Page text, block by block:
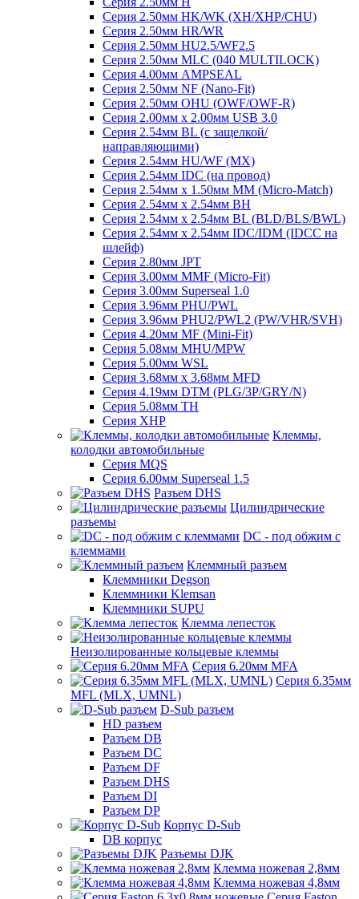
Серия 2.50мм HK/WK (XH/XHP/CHU)
Серия 2.50мм HR/WR
Серия 2.50мм HU2.5/WF2.5
Серия 2.50мм MLC (040 MULTILOCK)
Серия 4.00мм AMPSEAL
Серия 2.50мм NF (Nano-Fit)
Серия 2.50мм OHU (OWF/OWF-R)
Серия 2.00мм x 2.00мм USB 3.0
Серия 2.54мм BL (с защелкой/
направляющими)
Серия 2.54мм HU/WF (MX)
Серия 2.54мм IDC (на провод)
Серия 2.54мм х 1.50мм MM (Micro-Match)
Серия 2.54мм х 2.54мм BH
Серия 2.54мм х 2.54мм BL (BLD/BLS/BWL)
Серия 2.54мм х 2.54мм IDC/IDM (IDCC на
шлейф)
Серия 2.80мм JPT
Серия 3.00мм MMF (Micro-Fit)
Серия 3.00мм Superseal 1.0
Серия 3.96мм PHU/PWL
Серия 3.96мм PHU2/PWL2 (PW/VHR/SVH)
Серия 4.20мм MF (Mini-Fit)
Серия 5.08мм MHU/MPW
Серия 5.00мм WSL
Серия 3.68мм х 3.68мм MFD
Серия 4.19мм DTM (PLG/3P/GRY/N)
Серия 5.08мм TH
Серия XHP
Клеммы,
колодки автомобильные
Серия MQS
Серия 6.00мм Superseal 1.5
Разъем DHS
Цилиндрические
разъемы
DC - под обжим с
клеммами
Клеммный разъем
Клеммники Degson
Клеммники Klemsan
Клеммники SUPU
Клемма лепесток
Неизолированные кольцевые клеммы
Серия 6.20мм MFA
Серия 6.35мм
MFL (MLX, UMNL)
D-Sub разъем
HD разъем
Разъем DB
Разъем DC
Разъем DF
Разъем DHS
Разъем DI
Разъем DP
Корпус D-Sub
DB корпус
Разъемы DJK
Клемма ножевая 2,8мм
Клемма ножевая 4,8мм